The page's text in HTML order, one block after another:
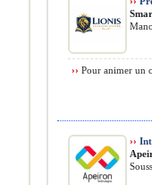
›› Pour animer un
››